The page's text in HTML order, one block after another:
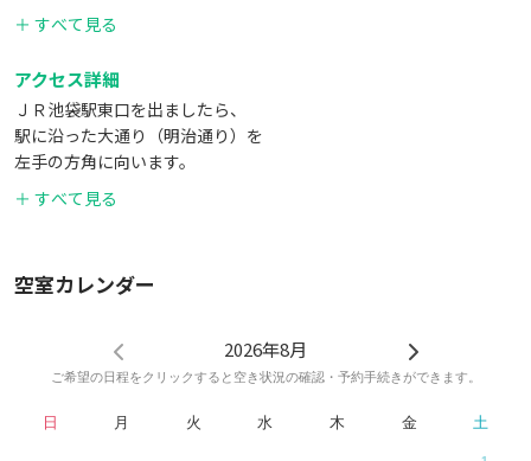
近くに有料駐車場、レンタル自転車やレンタルキックボードのポー
トが数件あります。
＋ すべて見る
アクセス詳細
ＪＲ池袋駅東口を出ましたら、
駅に沿った大通り（明治通り）を
左手の方角に向います。
豊島区役所を越えますと、
首都高が高架の上を走る五叉路に出ます。
ホテルウィングインターナショナル池袋がある十字路を右に曲がる
数メートル先に白い扉があるのでそちらからお入りください。
＋ すべて見る
空室カレンダー
2026年8月
ご希望の日程をクリックすると空き状況の確認・予約手続きができます。
日 月 火 水 木 金 土